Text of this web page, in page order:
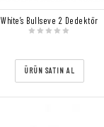
White’s Bullseye 2 Dedektör
ÜRÜN SATIN AL